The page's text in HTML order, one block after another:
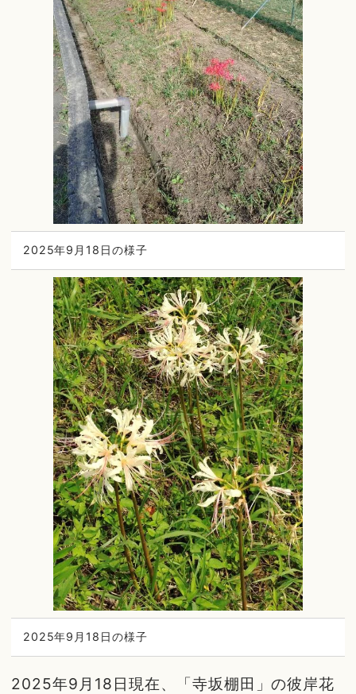
2025年9月18日の様子
2025年9月18日の様子
2025年9月18日現在、「寺坂棚田」の彼岸花